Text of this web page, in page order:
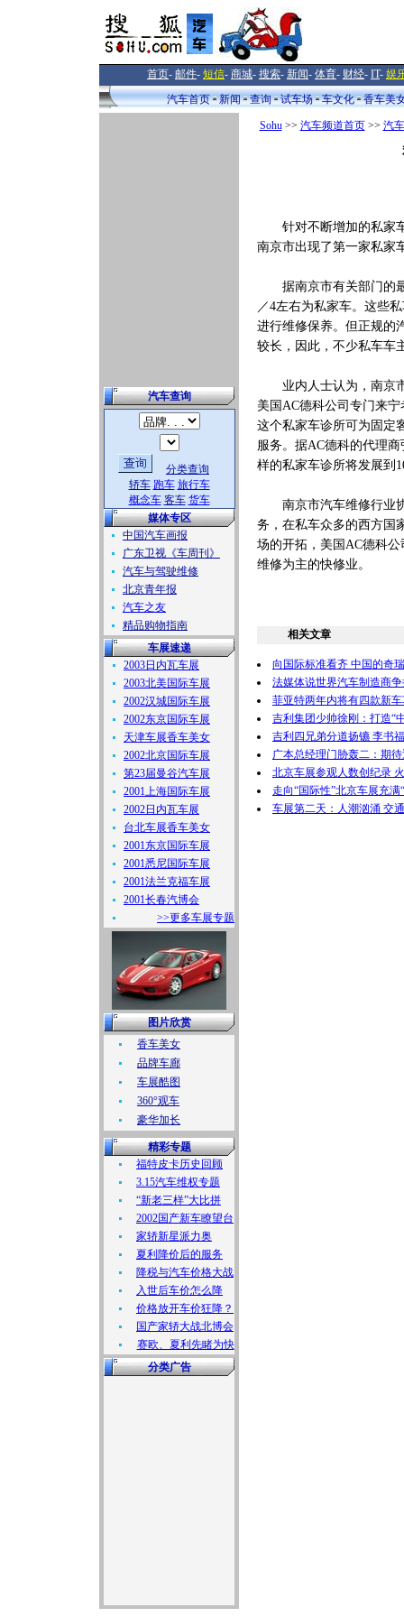
首页- 邮件- 短信- 商城- 搜索- 新闻- 体育- 财经- IT- 娱
汽车首页
新闻 查询 试车场 车文化 香车美
汽车查询
分类查询
轿车 跑车 旅行车
概念车 客车 货车
媒体专区
中国汽车画报
广东卫视《车周刊》
汽车与驾驶维修
北京青年报
汽车之友
精品购物指南
车展速递
2003日内瓦车展
2003北美国际车展
2002汉城国际车展
2002东京国际车展
天津车展香车美女
2002北京国际车展
第23届曼谷汽车展
2001上海国际车展
2002日内瓦车展
台北车展香车美女
2001东京国际车展
2001悉尼国际车展
2001法兰克福车展
2001长春汽博会
>>更多车展专题
图片欣赏
香车美女
品牌车廊
车展酷图
360°观车
豪华加长
精彩专题
福特皮卡历史回顾
3.15汽车维权专题
“新老三样”大比拼
2002国产新车瞭望台
家轿新星派力奥
夏利降价后的服务
降税与汽车价格大战
入世后车价怎么降
价格放开车价狂降？
国产家轿大战北博会
赛欧、夏利先睹为快
分类广告
Sohu>> 汽车频道首页>> 汽
针对不断增加的私家车
南京市出现了第一家私家
据南京市有关部门的最
／4左右为私家车。这些
进行维修保养。但正规的
较长，因此，不少私车车
业内人士认为，南京市
美国AC德科公司专门来
这个私家车诊所可为固定
服务。据AC德科的代理
样的私家车诊所将发展到
南京市汽车维修行业协
务，在私车众多的西方国
场的开拓，美国AC德科
维修为主的快修业。
相关文章
向国际标准看齐 中国的奇
法媒体说世界汽车制造商
菲亚特两年内将有四款新
吉利集团少帅徐刚：打造“
吉利四兄弟分道扬镳 李书
广本总经理门胁轰二：期待
北京车展参观人数创纪录
走向“国际性”北京车展充满
车展第二天：人潮汹涌 交